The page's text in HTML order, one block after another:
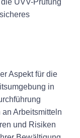
Aspekt für die
in
Arbeitsmitteln
und Risiken